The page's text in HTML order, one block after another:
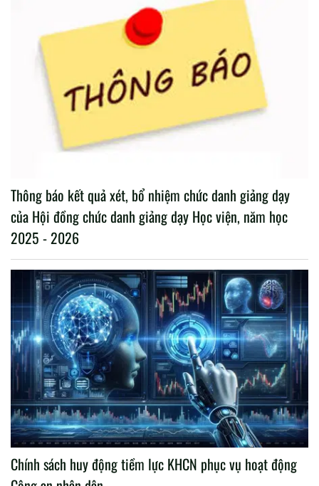
Thông báo kết quả xét, bổ nhiệm chức danh giảng dạy
của Hội đồng chức danh giảng dạy Học viện, năm học
2025 - 2026
Chính sách huy động tiềm lực KHCN phục vụ hoạt động